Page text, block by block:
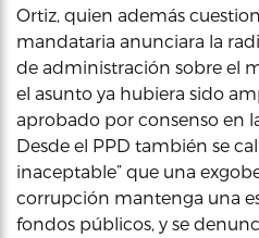
Ortiz, quien además
mandataria anunciara la
de administración sobre el
el asunto ya hubiera sido
aprobado por consenso en
Desde el PPD también se
inaceptable” que una
corrupción mantenga una
fondos públicos, y se